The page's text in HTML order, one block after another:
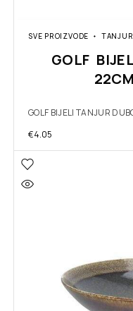
SVE PROIZVODE
GOLF
GOLF BIJELI TANJUR
€4.05